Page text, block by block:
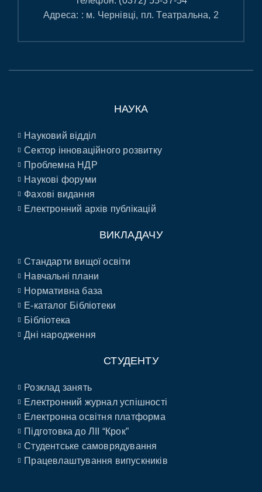
Адреса: : м. Чернівці, пл. Театральна, 2
НАУКА
Науковий відділ
Сектор інноваційного розвитку
Проблемна НДР
Наукові форуми
Фахові видання
Електронний архів публікацій
ВИКЛАДАЧУ
Стандарти вищої освіти
Навчальні плани
Нормативна база
E-каталог Бібліотеки
Бібліотека
Дні народження
СТУДЕНТУ
Розклад занять
Електронний журнал успішності
Електронна освітня платформа
Підготовка до ЛІІ “Крок”
Студентське самоврядування
Працевлаштування випускників